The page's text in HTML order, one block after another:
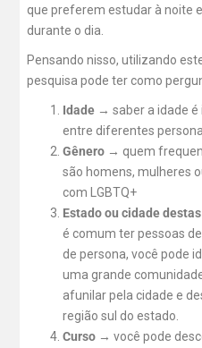
que preferem estudar à noite
durante o dia.
Pensando nisso, utilizando
pesquisa pode ter como
Idade →saber a idade
entre diferentes
Gênero → quem
são homens, mulheres
com LGBTQ+
Estado ou cidade
é comum ter pessoas
de persona, você pode
uma grande
afunilar pela cidade e
região sul do estado.
Curso → você pode